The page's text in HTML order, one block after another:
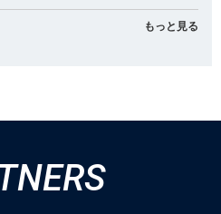
もっと見る